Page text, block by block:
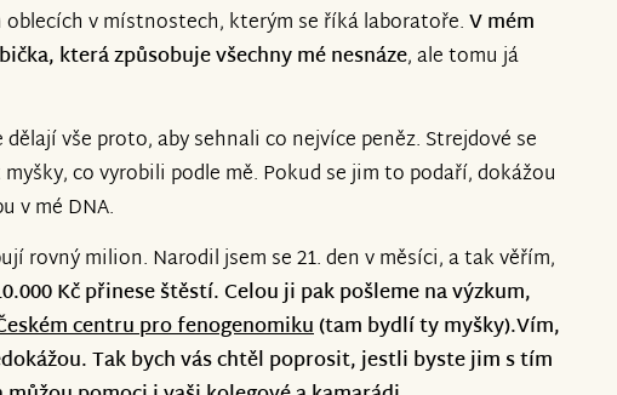
oblecích v místnostech, kterým se říká laboratoře.V mém
která způsobuje všechny mé nesnáze, ale tomu já
dělají vše proto, aby sehnali co nejvíce peněz. Strejdové se
co vyrobili podle mě. Pokud se jim to podaří, dokážou
v mé DNA.
rovný milion. Narodil jsem se 21. den v měsíci, a tak věřím,
Kč přinese štěstí. Celou ji pak pošleme na výzkum,
centru pro fenogenomiku(tam bydlí ty myšky).Vím,
Tak bych vás chtěl poprosit, jestli byste jim s tím